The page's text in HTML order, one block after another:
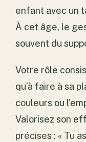
enfant avec un
À cet âge, le
souvent du
Votre rôle
qu’à faire à sa
couleurs ou
Valorisez son
précises : « Tu